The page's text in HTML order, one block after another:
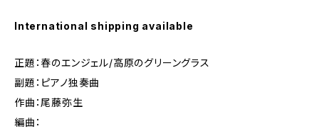
International shipping available
正題：春のエンジェル/高原のグリーングラス
副題：ピアノ独奏曲
作曲：尾藤弥生
編曲：